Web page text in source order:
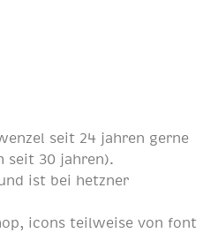
seit 24 jahren gerne
seit 30 jahren).
ist bei hetzner
, icons teilweise von font